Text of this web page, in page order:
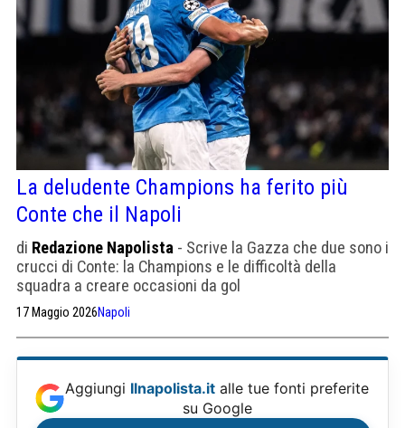
La deludente Champions ha ferito più
Conte che il Napoli
di Redazione Napolista - Scrive la Gazza che due sono i
crucci di Conte: la Champions e le difficoltà della
squadra a creare occasioni da gol
17 Maggio 2026Napoli
Aggiungi Ilnapolista.it alle tue fonti preferite
su Google